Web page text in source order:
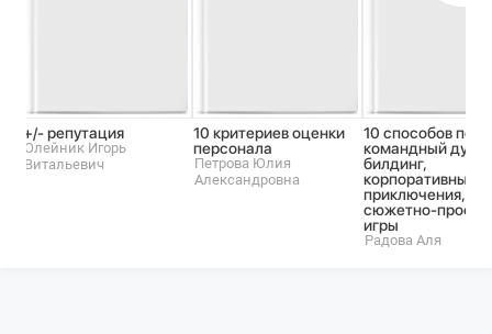
+/- репутация
Олейник Игорь
Витальевич
10 критериев оценки
персонала
Петрова Юлия
Александровна
10 способов
командный дух:
билдинг,
корпоративные
приключения,
сюжетно-
игры
Радова Аля